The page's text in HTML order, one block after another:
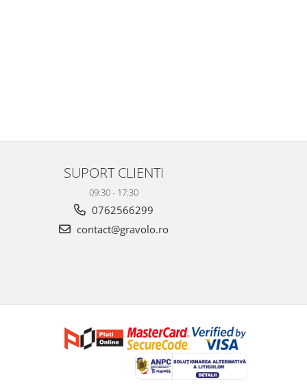
SUPORT CLIENTI
09:30 - 17:30
0762566299
contact@gravolo.ro